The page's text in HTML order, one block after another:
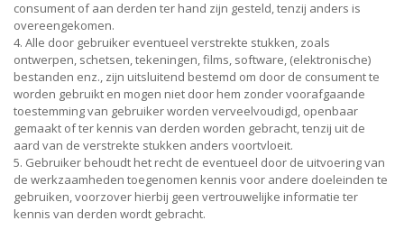
consument of aan derden ter hand zijn gesteld, tenzij anders is
overeengekomen.
4. Alle door gebruiker eventueel verstrekte stukken, zoals
ontwerpen, schetsen, tekeningen, films, software, (elektronische)
bestanden enz., zijn uitsluitend bestemd om door de consument te
worden gebruikt en mogen niet door hem zonder voorafgaande
toestemming van gebruiker worden verveelvoudigd, openbaar
gemaakt of ter kennis van derden worden gebracht, tenzij uit de
aard van de verstrekte stukken anders voortvloeit.
5. Gebruiker behoudt het recht de eventueel door de uitvoering van
de werkzaamheden toegenomen kennis voor andere doeleinden te
gebruiken, voorzover hierbij geen vertrouwelijke informatie ter
kennis van derden wordt gebracht.